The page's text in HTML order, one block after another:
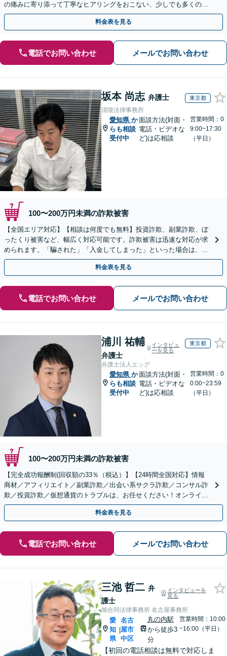
の痛みに寄り添って丁寧なヒアリングをおこない、少しでも多くの返
金が得られるよう尽力します！
料金表を見る
電話でお問い合わせ メールでお問い合わせ
坂本 尚志 弁護士 東京都
清陵法律事務所
愛知県 か
らも相談
受付中
面談方法(対面・
電話・ビデオな
ど)は応相談
営業時間：0
9:00~17:30
（平日）
100〜200万円未満の詐欺被害
【全国エリア対応】【相談は何度でも無料】投資詐欺、副業詐欺、ぼ
ったくり被害など、幅広く対応可能です。詐欺被害は迅速な対応が求
められます。「騙された」「入金してしまった」といった場合は、お
早めにご相談ください。【電話・メール・WEB相談可】
料金表を見る
電話でお問い合わせ メールでお問い合わせ
浦川 祐輔
弁護士
インタビュ
ーを見る
東京都
弁護士法人エッグ
愛知県 か
らも相談
受付中
面談方法(対面・
電話・ビデオな
ど)は応相談
営業時間：0
0:00~23:59
（平日）
100〜200万円未満の詐欺被害
【完全成功報酬制(回収額の33％（税込）】【24時間全国対応】情報
商材／アフィリエイト／副業詐欺／出会い系サクラ詐欺／コンサル詐
欺／投資詐欺／仮想通貨のトラブルは、お任せください！オンライン
のみで解決も可能！
料金表を見る
電話でお問い合わせ メールでお問い合わせ
三池 哲二 弁
護士
インタビューを
見る
旭合同法律事務所 名古屋事務所
愛
知
県
|
名古
屋市
中区
丸の内駅
から徒歩3
分
営業時間：10:00
~16:00（平日）
【初回の電話相談は無料で対応しま